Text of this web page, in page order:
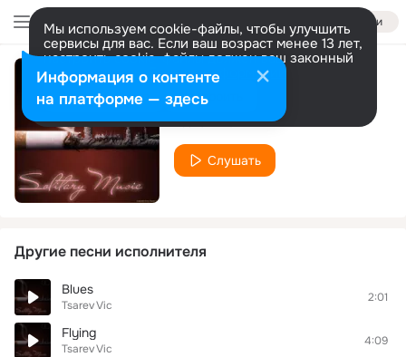
Войти
Мы используем cookie-файлы, чтобы улучшить
сервисы для вас. Если ваш возраст менее 13 лет,
настроить cookie-файлы должен ваш законный
представитель. Больше информации
Разрешить все Настроить
Prime-Time
Tsarev Vic
Слушать
Другие песни исполнителя
Blues
Tsarev Vic
2:01
Flying
Tsarev Vic
4:09
Информация о контенте
на платформе — здесь